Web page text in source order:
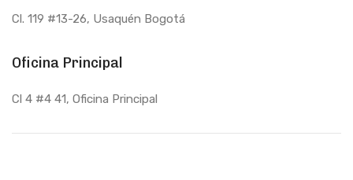
Cl. 119 #13-26, Usaquén Bogotá
Oficina Principal
Cl 4 #4 41, Oficina Principal